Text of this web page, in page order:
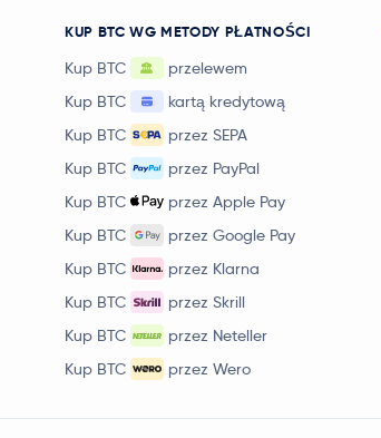
KUP BTC WG METODY PŁATNOŚCI
Kup BTC
przelewem
Kup BTC
kartą kredytową
Kup BTC
przez SEPA
Kup BTC
przez PayPal
Kup BTC
przez Apple Pay
Kup BTC
przez Google Pay
Kup BTC
przez Klarna
Kup BTC
przez Skrill
Kup BTC
przez Neteller
Kup BTC
przez Wero